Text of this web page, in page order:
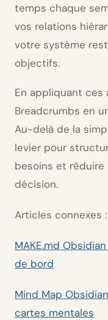
temps chaque
vos relations
votre système
objectifs.
En appliquant ces
Breadcrumbs en
Au-delà de la
levier pour
besoins et
décision.
Articles connexes :
MAKE.md
de bord
Mind Map
cartes mentales